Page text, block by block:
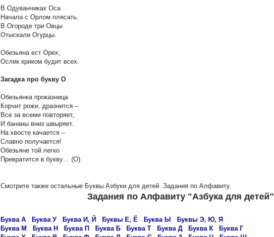
В Одуванчиках Оса
Начала с Орлом плясать.
В Огороде три Овцы
Отыскали Огурцы.
Обезьяна ест Орех,
Ослик криком будит всех.
Загадка про букву О
Обезьянка проказница
Корчит рожи, дразнится –
Все за всеми повторяет,
И бананы вниз швыряет.
На хвосте качается –
Славно получается!
Обезьяне той легко
Превратится в букву… (О)
Смотрите также остальные Буквы Азбуки для детей .Задания по Алфавиту.
Задания по Алфавиту "Азбука для детей"
Буква А Буква У Буква И, Й Буквы Е, Ё Буква Ы
Буквы Э, Ю, Я
Буква М
Буква Н Буква П Буква Б Буква Т Буква Д Буква К
Буква Г